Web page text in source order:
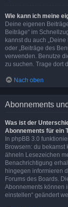
Wie kann ich meine
Deine eigenen
Beiträge“ im
kannst du auch
oder „Beiträge des
verwenden. Benutze
zu suchen. Trage dort
Nach oben
Abonnements
Was ist der
Abonnements für ein
In phpBB 3.0
Browsern: du
ähneln Lesezeichen
Benachrichtigung
hingegen informieren
Forums des Boards.
Abonnements können
einstellen“ geändert